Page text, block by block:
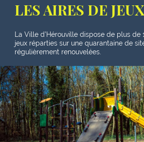
LES AIRES DE JEUX
La Ville d’Hérouville dispose de plus de
jeux réparties sur une quarantaine de
régulièrement renouvelées.